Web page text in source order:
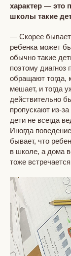
характер — это
школы такие
— Скорее бывает
ребенка может
обычно такие
поэтому диагноз
обращают тогда,
мешает, и тогда
действительно
пропускают из-
дети не всегда
Иногда
бывает, что
в школе, а дома
тоже